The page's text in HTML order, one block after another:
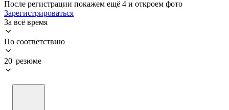
После регистрации покажем ещё 4 и откроем фото
Зарегистрироваться
За всё время
По соответствию
20 резюме